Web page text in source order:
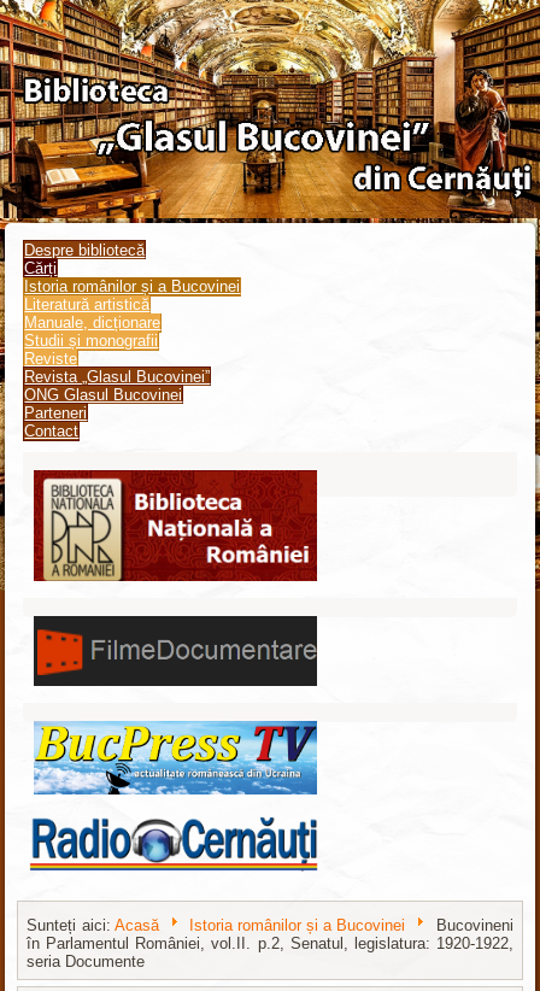
Despre bibliotecă
Cărți
Istoria românilor și a Bucovinei
Literatură artistică
Manuale, dicționare
Studii și monografii
Reviste
Revista „Glasul Bucovinei”
ONG Glasul Bucovinei
Parteneri
Contact
Sunteți aici: Acasă Istoria românilor și a Bucovinei
Bucovineni
în Parlamentul României, vol.II. p.2, Senatul, legislatura: 1920-1922,
seria Documente